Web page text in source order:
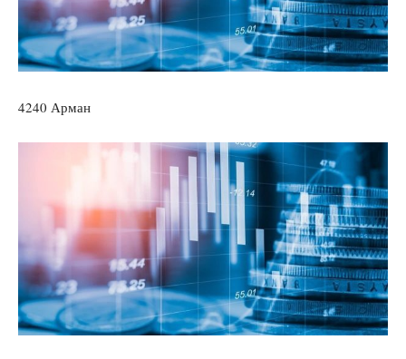
4240 Арман